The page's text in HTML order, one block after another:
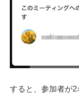
すると、参加者が2